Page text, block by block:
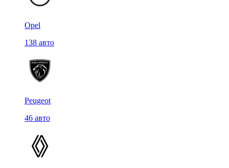
Opel
138 авто
Peugeot
46 авто